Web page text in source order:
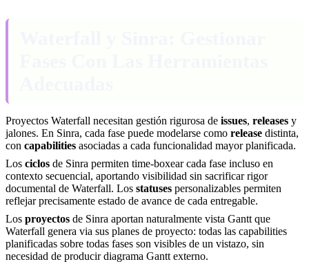
Proyectos Waterfall necesitan gestión rigurosa de issues, releases y
jalones. En Sinra, cada fase puede modelarse como release distinta,
con capabilities asociadas a cada funcionalidad mayor planificada.
Los ciclos de Sinra permiten time-boxear cada fase incluso en
contexto secuencial, aportando visibilidad sin sacrificar rigor
documental de Waterfall. Los statuses personalizables permiten
reflejar precisamente estado de avance de cada entregable.
Los proyectos de Sinra aportan naturalmente vista Gantt que
Waterfall genera via sus planes de proyecto: todas las capabilities
planificadas sobre todas fases son visibles de un vistazo, sin
necesidad de producir diagrama Gantt externo.